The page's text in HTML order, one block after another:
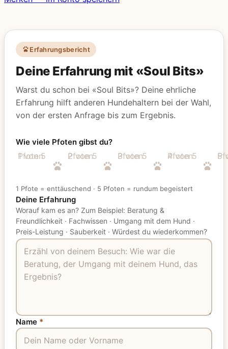
Erfahrungsbericht
Deine Erfahrung mit «Soul Bits»
Warst du schon bei «Soul Bits»? Deine ehrliche
Erfahrung hilft anderen Hundehaltern bei der Wahl,
von der ersten Anfrage bis zum Ergebnis.
Wie viele Pfoten gibst du?
5
4 von 5 Pfoten
3 von 5 Pfoten
2 von 5 Pfoten
1 von 5 Pfoten
1 Pfote = enttäuschend · 5 Pfoten = rundum begeistert
Deine Erfahrung
Worauf kam es an? Zum Beispiel: Beratung &
Freundlichkeit · Fachwissen · Umgang mit dem Hund ·
Preis-Leistung · Sauberkeit · Würdest du wiederkommen?
Name *